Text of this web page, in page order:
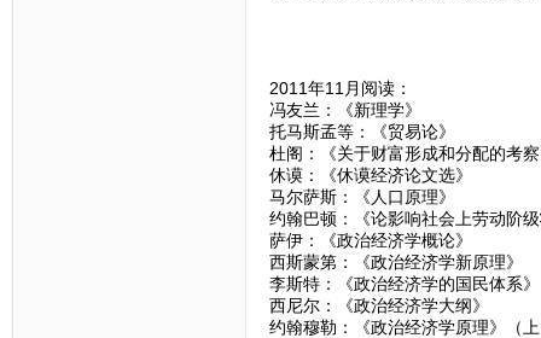
2011年11月阅读：
冯友兰：《新理学》
托马斯孟等：《贸易论》
杜阁：《关于财富形成和分配的考
休谟：《休谟经济论文选》
马尔萨斯：《人口原理》
约翰巴顿：《论影响社会上劳动阶
萨伊：《政治经济学概论》
西斯蒙第：《政治经济学新原理》
李斯特：《政治经济学的国民体系》
西尼尔：《政治经济学大纲》
约翰穆勒：《政治经济学原理》（